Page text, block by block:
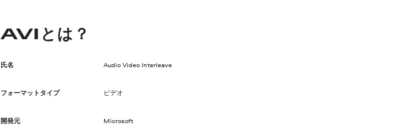
AVIとは？
氏名 Audio Video Interleave
フォーマットタイプ ビデオ
開発元 Microsoft